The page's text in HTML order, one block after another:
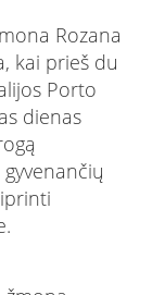
Rozana
kai prieš du
Porto
dienas